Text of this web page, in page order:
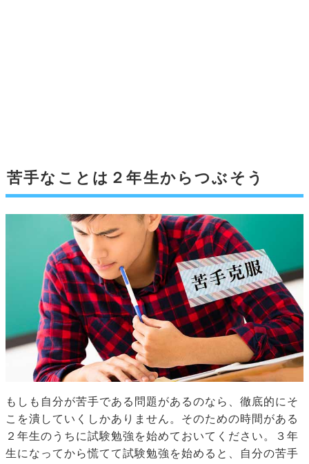
苦手なことは２年生からつぶそう
もしも自分が苦手である問題があるのなら、徹底的にそ
こを潰していくしかありません。そのための時間がある
２年生のうちに試験勉強を始めておいてください。３年
生になってから慌てて試験勉強を始めると、自分の苦手